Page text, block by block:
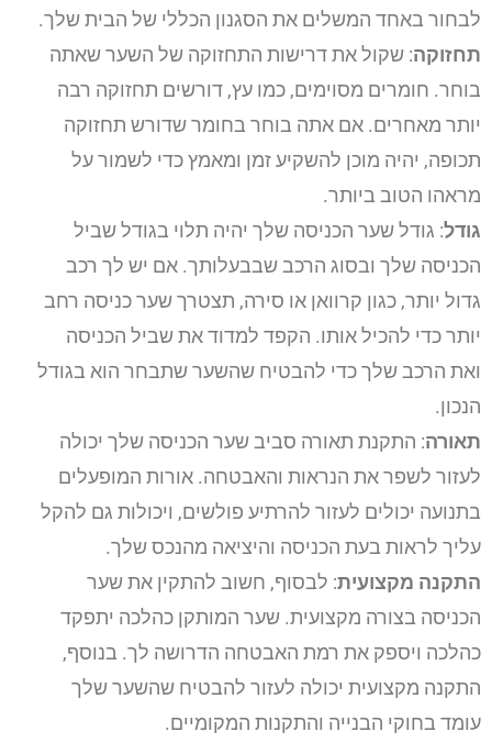
לבחור באחד המשלים את הסגנון הכללי של הבית שלך.
תחזוקה: שקול את דרישות התחזוקה של השער שאתה
בוחר. חומרים מסוימים, כמו עץ, דורשים תחזוקה רבה
יותר מאחרים. אם אתה בוחר בחומר שדורש תחזוקה
תכופה, יהיה מוכן להשקיע זמן ומאמץ כדי לשמור על
מראהו הטוב ביותר.
גודל: גודל שער הכניסה שלך יהיה תלוי בגודל שביל
הכניסה שלך ובסוג הרכב שבבעלותך. אם יש לך רכב
גדול יותר, כגון קרוואן או סירה, תצטרך שער כניסה רחב
יותר כדי להכיל אותו. הקפד למדוד את שביל הכניסה
ואת הרכב שלך כדי להבטיח שהשער שתבחר הוא בגודל
הנכון.
תאורה: התקנת תאורה סביב שער הכניסה שלך יכולה
לעזור לשפר את הנראות והאבטחה. אורות המופעלים
בתנועה יכולים לעזור להרתיע פולשים, ויכולות גם להקל
עליך לראות בעת הכניסה והיציאה מהנכס שלך.
התקנה מקצועית: לבסוף, חשוב להתקין את שער
הכניסה בצורה מקצועית. שער המותקן כהלכה יתפקד
כהלכה ויספק את רמת האבטחה הדרושה לך. בנוסף,
התקנה מקצועית יכולה לעזור להבטיח שהשער שלך
עומד בחוקי הבנייה והתקנות המקומיים.